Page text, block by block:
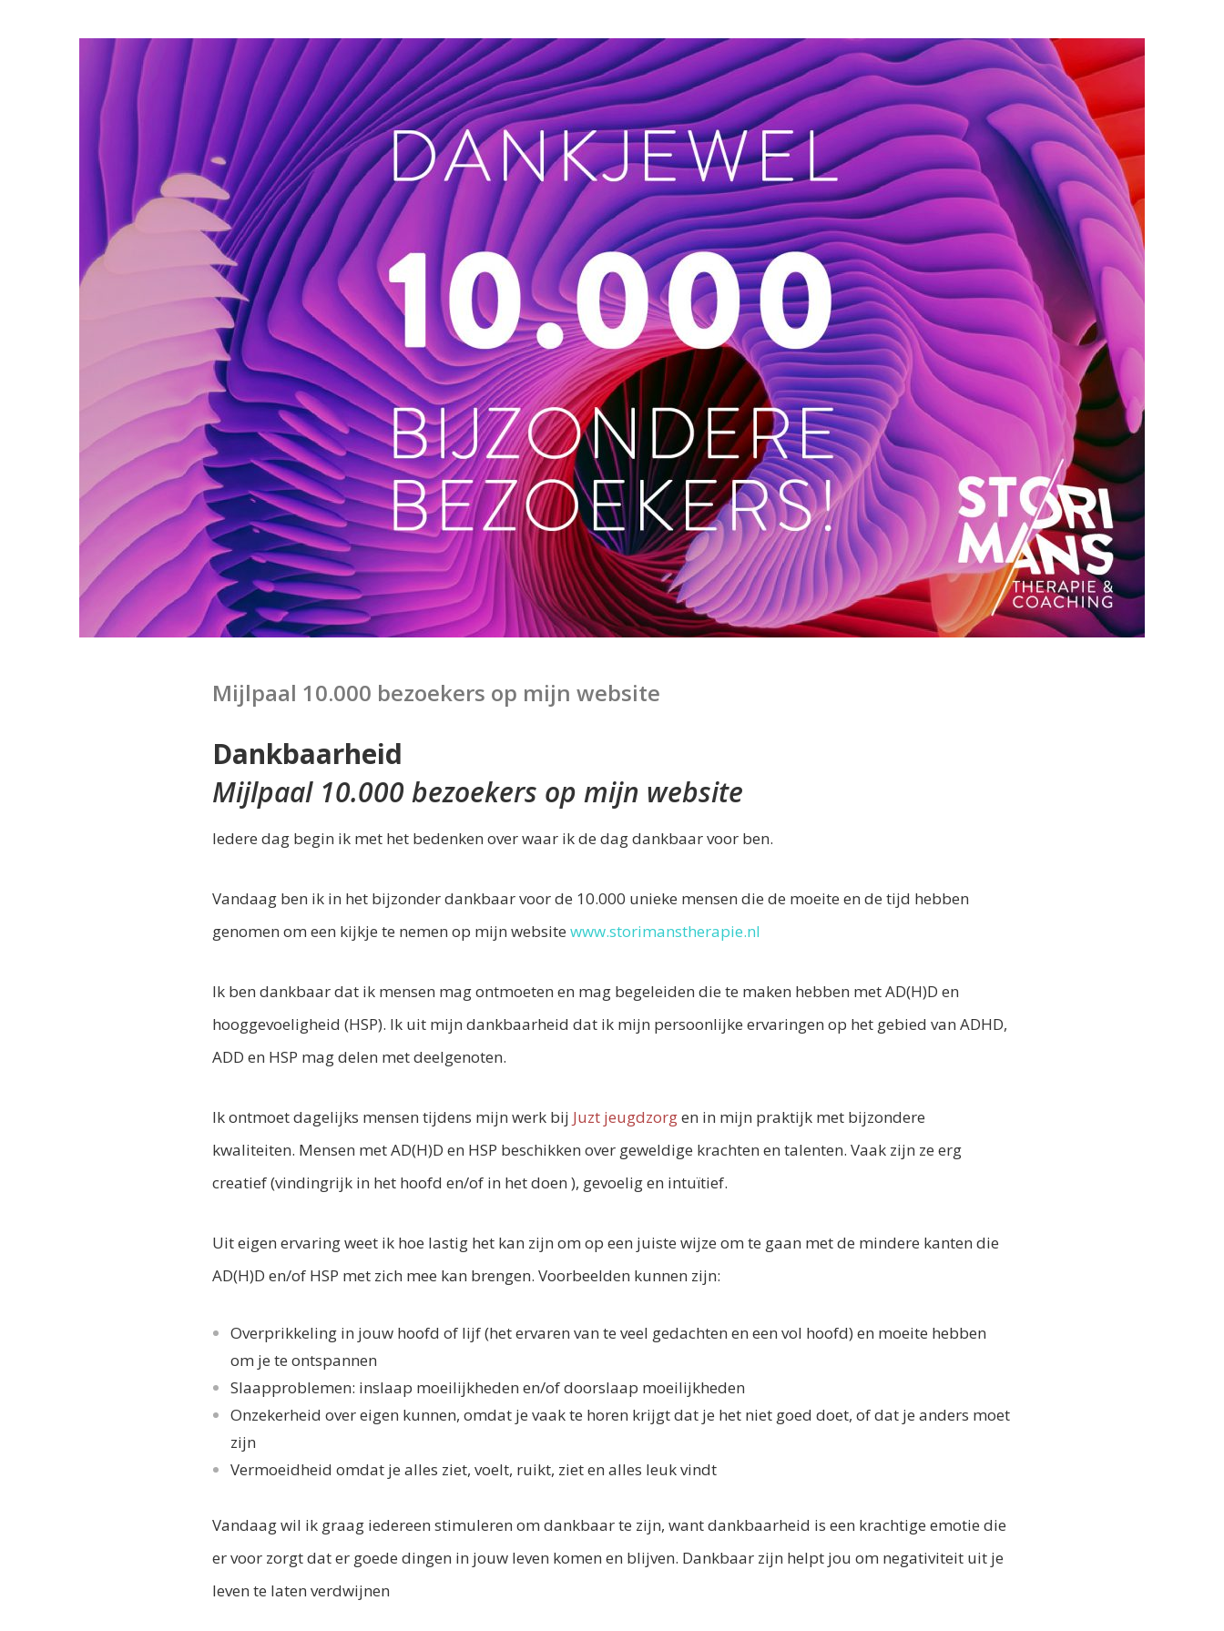
Mijlpaal 10.000 bezoekers op mijn website
Dankbaarheid
Mijlpaal 10.000 bezoekers op mijn website
Iedere dag begin ik met het bedenken over waar ik de dag dankbaar voor ben.
Vandaag ben ik in het bijzonder dankbaar voor de 10.000 unieke mensen die de moeite en de tijd hebben
genomen om een kijkje te nemen op mijn website www.storimanstherapie.nl
Ik ben dankbaar dat ik mensen mag ontmoeten en mag begeleiden die te maken hebben met AD(H)D en
hooggevoeligheid (HSP). Ik uit mijn dankbaarheid dat ik mijn persoonlijke ervaringen op het gebied van ADHD,
ADD en HSP mag delen met deelgenoten.
Ik ontmoet dagelijks mensen tijdens mijn werk bij Juzt jeugdzorgen in mijn praktijk met bijzondere
kwaliteiten. Mensen met AD(H)D en HSP beschikken over geweldige krachten en talenten. Vaak zijn ze erg
creatief (vindingrijk in het hoofd en/of in het doen ), gevoelig en intuïtief.
Uit eigen ervaring weet ik hoe lastig het kan zijn om op een juiste wijze om te gaan met de mindere kanten die
AD(H)D en/of HSP met zich mee kan brengen. Voorbeelden kunnen zijn:
Overprikkeling in jouw hoofd of lijf (het ervaren van te veel gedachten en een vol hoofd) en moeite hebben
om je te ontspannen
Slaapproblemen: inslaap moeilijkheden en/of doorslaap moeilijkheden
Onzekerheid over eigen kunnen, omdat je vaak te horen krijgt dat je het niet goed doet, of dat je anders moet
zijn
Vermoeidheid omdat je alles ziet, voelt, ruikt, ziet en alles leuk vindt
Vandaag wil ik graag iedereen stimuleren om dankbaar te zijn, want dankbaarheid is een krachtige emotie die
er voor zorgt dat er goede dingen in jouw leven komen en blijven. Dankbaar zijn helpt jou om negativiteit uit je
leven te laten verdwijnen